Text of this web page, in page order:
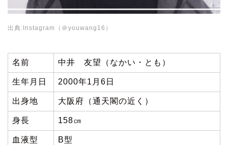
出典:Instagram（＠youwang16）
名前 中井 友望（なかい・とも）
生年月日 2000年1月6日
出身地 大阪府（通天閣の近く）
身長 158㎝
血液型 B型